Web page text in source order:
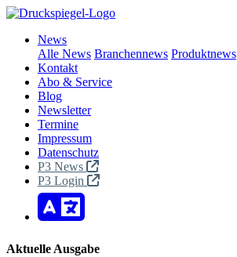
News
Alle News Branchennews Produktnews
Kontakt
Abo & Service
Blog
Newsletter
Termine
Impressum
Datenschutz
P3 News
P3 Login
Aktuelle Ausgabe